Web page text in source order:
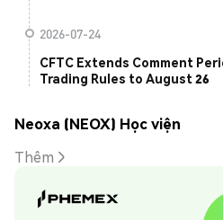
2026-07-24
CFTC Extends Comment
Trading Rules to August 26
Neoxa (NEOX) Học viện
Thêm